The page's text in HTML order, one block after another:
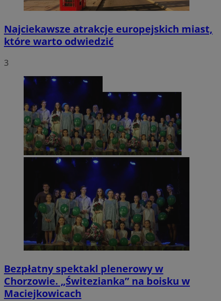
Najciekawsze atrakcje europejskich miast,
które warto odwiedzić
3
Bezpłatny spektakl plenerowy w
Chorzowie. „Świtezianka” na boisku w
Maciejkowicach